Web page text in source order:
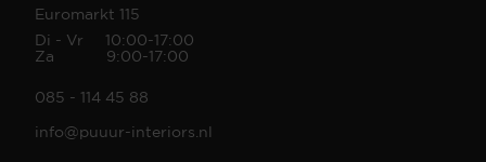
Euromarkt 115
Di - Vr 10:00-17:00
Za 9:00-17:00
085 - 114 45 88
info@puuur-interiors.nl